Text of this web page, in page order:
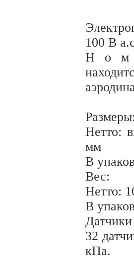
100 В
Н о м е
Нетто:
мм
В
Вес:
Нетто:
В
32
кПа.